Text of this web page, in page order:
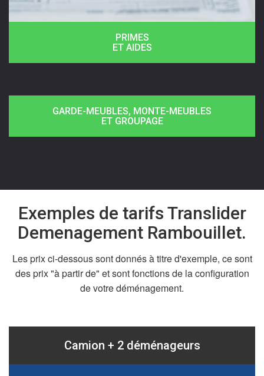
PRIMES
ET AIDES
GARDE-MEUBLES, MONTE-MEUBLES
ET GROUPAGE
Exemples de tarifs Translider
Demenagement Rambouillet.
Les prix ci-dessous sont donnés à titre d'exemple, ce sont
des prix "à partir de" et sont fonctions de la configuration
de votre déménagement.
Camion + 2 déménageurs